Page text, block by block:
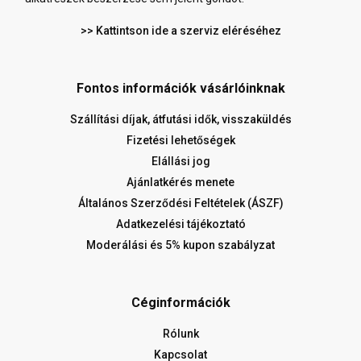
>> Kattintson ide a szerviz eléréséhez
Fontos információk vásárlóinknak
Szállítási díjak, átfutási idők, visszaküldés
Fizetési lehetőségek
Elállási jog
Ajánlatkérés menete
Általános Szerződési Feltételek (ÁSZF)
Adatkezelési tájékoztató
Moderálási és 5% kupon szabályzat
Céginformációk
Rólunk
Kapcsolat